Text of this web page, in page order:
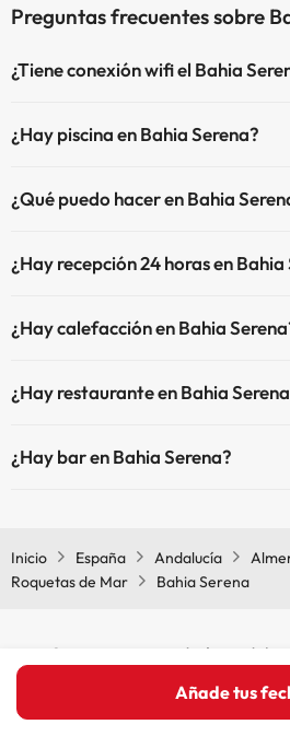
Añade tus
Preguntas frecuentes sobre
¿Tiene conexión wifi el Bahia
¿Hay piscina en Bahia Serena?
tienes más info sobre la piscina y otras
¿Qué puedo hacer en Bahia
pueden ser de pago).
¿Hay recepción 24 horas en Bahia
¿Hay calefacción en Bahia
¿Hay restaurante en Bahia
¿Hay bar en Bahia Serena?
Inicio España Andalucía
Roquetas de Mar
Bahia Serena
Otras iniciativas de éxito del